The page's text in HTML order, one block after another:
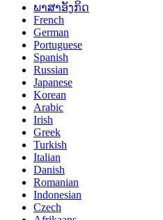
ພາສາອັງກິດ
French
German
Portuguese
Spanish
Russian
Japanese
Korean
Arabic
Irish
Greek
Turkish
Italian
Danish
Romanian
Indonesian
Czech